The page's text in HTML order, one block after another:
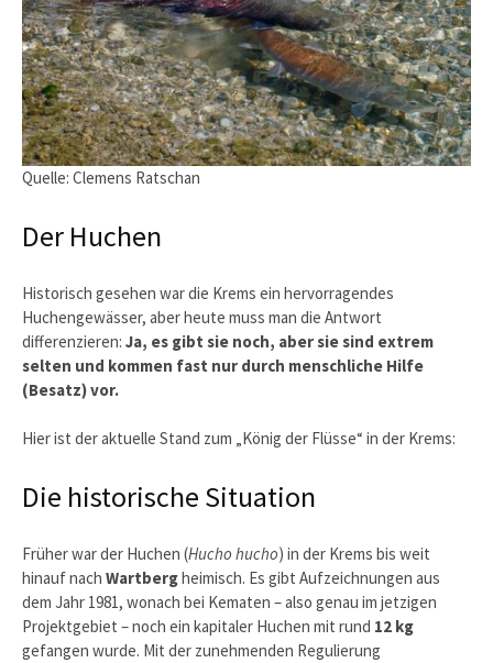
Quelle: Clemens Ratschan
Der Huchen
Historisch gesehen war die Krems ein hervorragendes
Huchengewässer, aber heute muss man die Antwort
differenzieren: Ja, es gibt sie noch, aber sie sind extrem
selten und kommen fast nur durch menschliche Hilfe
(Besatz) vor.
Hier ist der aktuelle Stand zum „König der Flüsse“ in der Krems:
Die historische Situation
Früher war der Huchen (Hucho hucho) in der Krems bis weit
hinauf nach Wartbergheimisch. Es gibt Aufzeichnungen aus
dem Jahr 1981, wonach bei Kematen – also genau im jetzigen
Projektgebiet – noch ein kapitaler Huchen mit rund 12 kg
gefangen wurde. Mit der zunehmenden Regulierung